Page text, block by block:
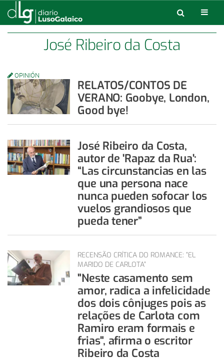
José Ribeiro da Costa
OPINIÓN
RELATOS/CONTOS DE
VERANO: Goobye, London,
Good bye!
José Ribeiro da Costa,
autor de 'Rapaz da Rua':
“Las circunstancias en las
que una persona nace
nunca pueden sofocar los
vuelos grandiosos que
pueda tener”
RECENSÃO CRÍTICA DO ROMANCE: ”EL
MARIDO DE CARLOTA”
"Neste casamento sem
amor, radica a infelicidade
dos dois cônjuges pois as
relações de Carlota com
Ramiro eram formais e
frias", afirma o escritor
Ribeiro da Costa